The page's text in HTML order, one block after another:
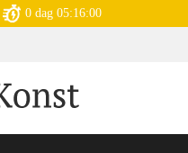
0 dag 05:15:59